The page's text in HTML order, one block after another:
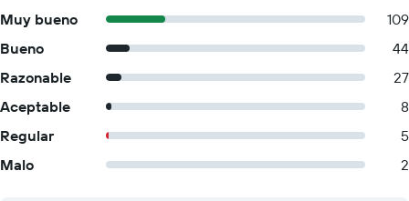
Muy bueno
109
Bueno
44
Razonable
27
Aceptable
8
Regular
5
Malo
2